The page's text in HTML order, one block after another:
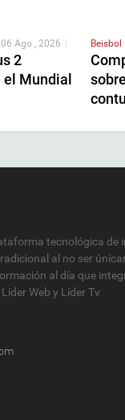
06 Ago , 2026 |
2
el Mundial
Beisbol
tecnológica de
al no ser
al día que
Web y Líder Tv